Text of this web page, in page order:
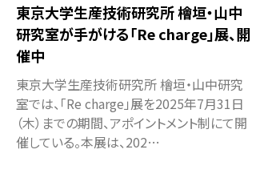
東京大学生産技術研究所 檜垣・山中
研究室が手がける「Re charge」展、開
催中
東京大学生産技術研究所 檜垣・山中研究
室では、「Re charge」展を2025年7月31日
（木）までの期間、アポイントメント制にて開
催している。本展は、202…